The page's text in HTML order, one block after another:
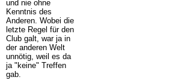
und nie ohne
Kenntnis des
Anderen. Wobei die
letzte Regel für den
Club galt, war ja in
der anderen Welt
unnötig, weil es da
ja "keine" Treffen
gab.